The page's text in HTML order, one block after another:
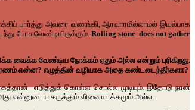
பார்த்து அவரை வணங்கி, ஆரவாரமில்லாமல் இயல்பாக
போகவேண்டியிருக்கும். Rolling stone does not gather
வைக்க வேண்டிய நோக்கம் ஏதும் அல்ல என்றும் புரிகிறது.
என்ன? எழுத்தின் வழியாக அதை கண்டடைந்தீர்களா?
எடுத்துக் கொள்ள சொல்ல முடியும். இதோடு நான்
என்னுடைய கருத்தும் வினையாக்கமும் அல்ல.